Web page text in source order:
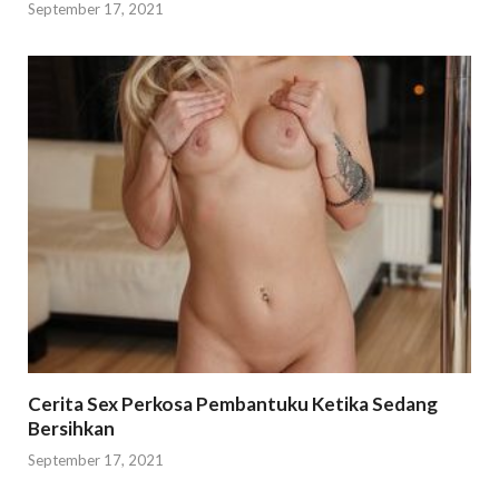
September 17, 2021
Cerita Sex Perkosa Pembantuku Ketika Sedang
Bersihkan
September 17, 2021